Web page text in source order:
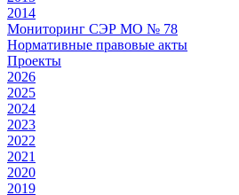
2014
Мониторинг СЭР МО № 78
Нормативные правовые акты
Проекты
2026
2025
2024
2023
2022
2021
2020
2019